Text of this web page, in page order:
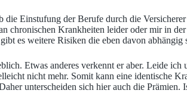
Einstufung der Berufe durch die
Krankheiten leider oder mir in
es weitere Risiken die eben davon
Etwas anderes verkennt er aber. Leide
nicht mehr. Somit kann eine identische
unterscheiden sich hier auch die Prämien.